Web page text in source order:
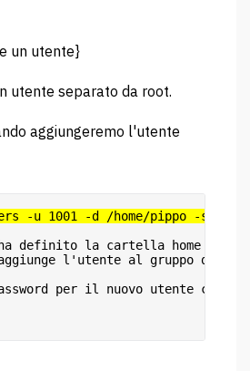
un utente}
utente separato da root.
aggiungeremo l'utente
-u 1001 -d /home/pippo -s /bin/
definito la cartella home e
l'utente al gruppo
per il nuovo utente con il